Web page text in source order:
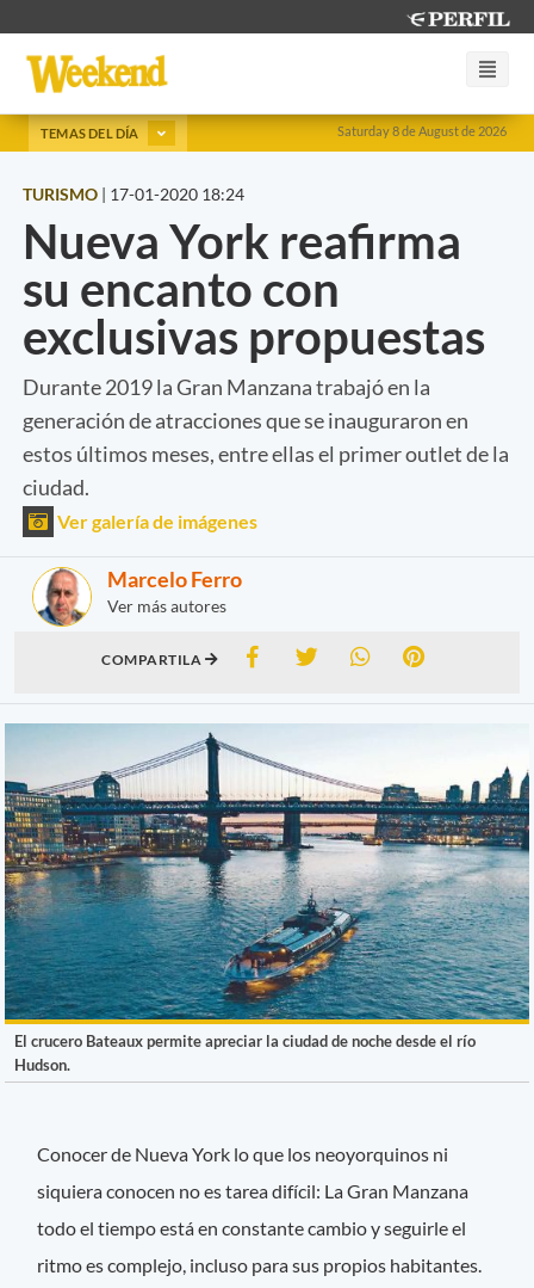
Saturday 8 de August de 2026
TEMAS DEL DÍA
TURISMO | 17-01-2020 18:24
Nueva York reafirma
su encanto con
exclusivas propuestas
Durante 2019 la Gran Manzana trabajó en la
generación de atracciones que se inauguraron en
estos últimos meses, entre ellas el primer outlet de la
ciudad.
Ver galería de imágenes
Marcelo Ferro
Ver más autores
COMPARTILA
El crucero Bateaux permite apreciar la ciudad de noche desde el río
Hudson.
Conocer de Nueva York lo que los neoyorquinos ni
siquiera conocen no es tarea difícil: La Gran Manzana
todo el tiempo está en constante cambio y seguirle el
ritmo es complejo, incluso para sus propios habitantes.